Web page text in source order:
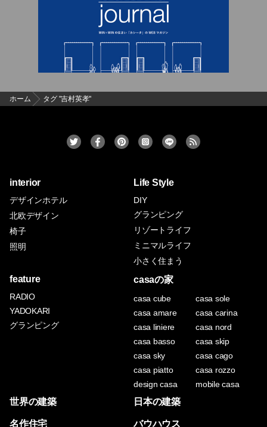
ホーム タグ "吉村英孝"
interior
デザインホテル
北欧デザイン
椅子
照明
Life Style
DIY
グランピング
リゾートライフ
ミニマルライフ
小さく住まう
feature
RADIO
YADOKARI
グランピング
casaの家
casa cube
casa sole
casa amare
casa carina
casa liniere
casa nord
casa basso
casa skip
casa sky
casa cago
casa piatto
casa rozzo
design casa
mobile casa
世界の建築 日本の建築
名作住宅 バウハウス